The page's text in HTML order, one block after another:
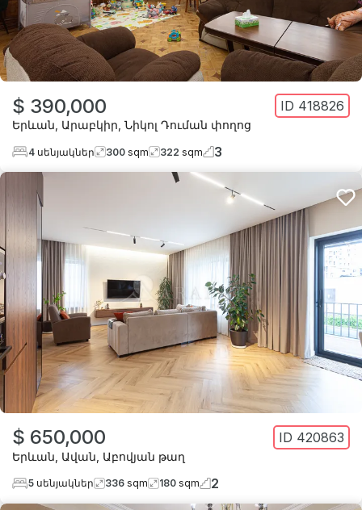
$ 390,000 ID 418826
Երևան Արաբկիր Նիկոլ Դուման փողոց
4 սենյակներ 300 sqm 322 sqm 3
$ 650,000 ID 420863
Երևան Ավան Աբովյան թաղ
5 սենյակներ 336 sqm 180 sqm 2